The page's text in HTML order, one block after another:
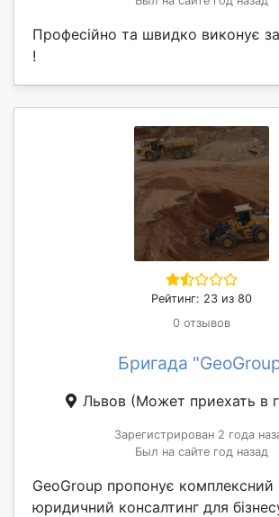
Професійно та швидко виконує
!
Рейтинг: 23 из 80
0 отзывов
Бригада
Львов (Может приехать в
Зарегистрирован 2 года
Был на сайте год назад
GeoGroup пропонує комплексний
юридичний консалтинг для